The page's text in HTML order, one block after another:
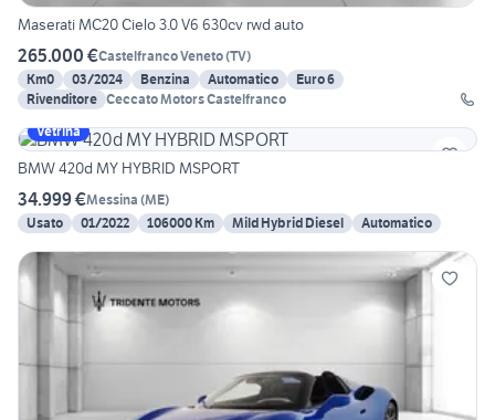
Maserati MC20 Cielo 3.0 V6 630cv rwd auto
265.000 €Castelfranco Veneto(TV)
Km0
03/2024 Benzina Automatico
Euro 6
Rivenditore Ceccato Motors Castelfranco
Vetrina
BMW 420d MY HYBRID MSPORT
34.999 €Messina (ME)
Usato
01/2022 106000 Km Mild Hybrid Diesel Automatico